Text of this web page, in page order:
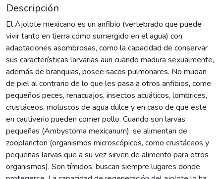
Descripción
El Ajolote mexicano es un anfibio (vertebrado que puede
vivir tanto en tierra como sumergido en el agua) con
adaptaciones asombrosas, como la capacidad de conservar
sus características larvarias aun cuando madura sexualmente,
además de branquias, posee sacos pulmonares. No mudan
de piel al contrario de lo que les pasa a otros anfibios, come
pequeños peces, renacuajos, insectos acuáticos, lombrices,
crustáceos, moluscos de agua dulce y en caso de que este
en cautiverio pueden comer pollo. Cuando son larvas
pequeñas (Ambystoma mexicanum), se alimentan de
zooplancton (organismos microscópicos, como crustáceos y
pequeñas larvas que a su vez sirven de alimento para otros
organismos). Son tímidos, buscan siempre lugares donde